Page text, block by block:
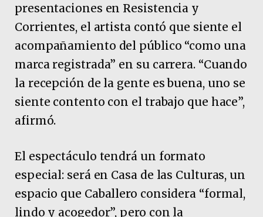
presentaciones en Resistencia y
Corrientes, el artista contó que siente el
acompañamiento del público “como una
marca registrada” en su carrera. “Cuando
la recepción de la gente es buena, uno se
siente contento con el trabajo que hace”,
afirmó.
El espectáculo tendrá un formato
especial: será en Casa de las Culturas, un
espacio que Caballero considera “formal,
lindo y acogedor”, pero con la